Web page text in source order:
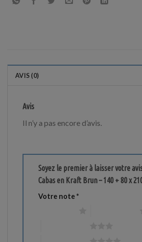
AVIS (0)
Avis
Il n’y a pas encore d’avis.
Soyez le premier à laisser votre
Cabas en Kraft Brun – 140 + 80 x
Votre note*